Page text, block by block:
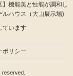
】機能美と性能が調和し
ルハウス（大山展示場)
ています
ポリシー
reserved.